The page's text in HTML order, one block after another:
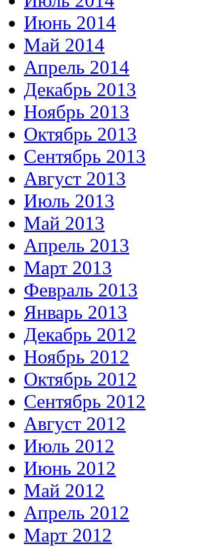
Июнь 2014
Май 2014
Апрель 2014
Декабрь 2013
Ноябрь 2013
Октябрь 2013
Сентябрь 2013
Август 2013
Июль 2013
Май 2013
Апрель 2013
Март 2013
Февраль 2013
Январь 2013
Декабрь 2012
Ноябрь 2012
Октябрь 2012
Сентябрь 2012
Август 2012
Июль 2012
Июнь 2012
Май 2012
Апрель 2012
Март 2012